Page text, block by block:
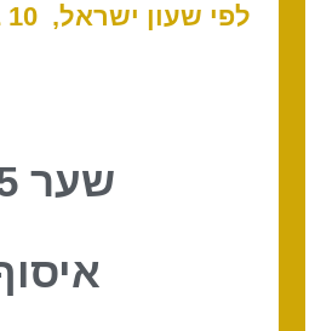
שער 45
איסוף